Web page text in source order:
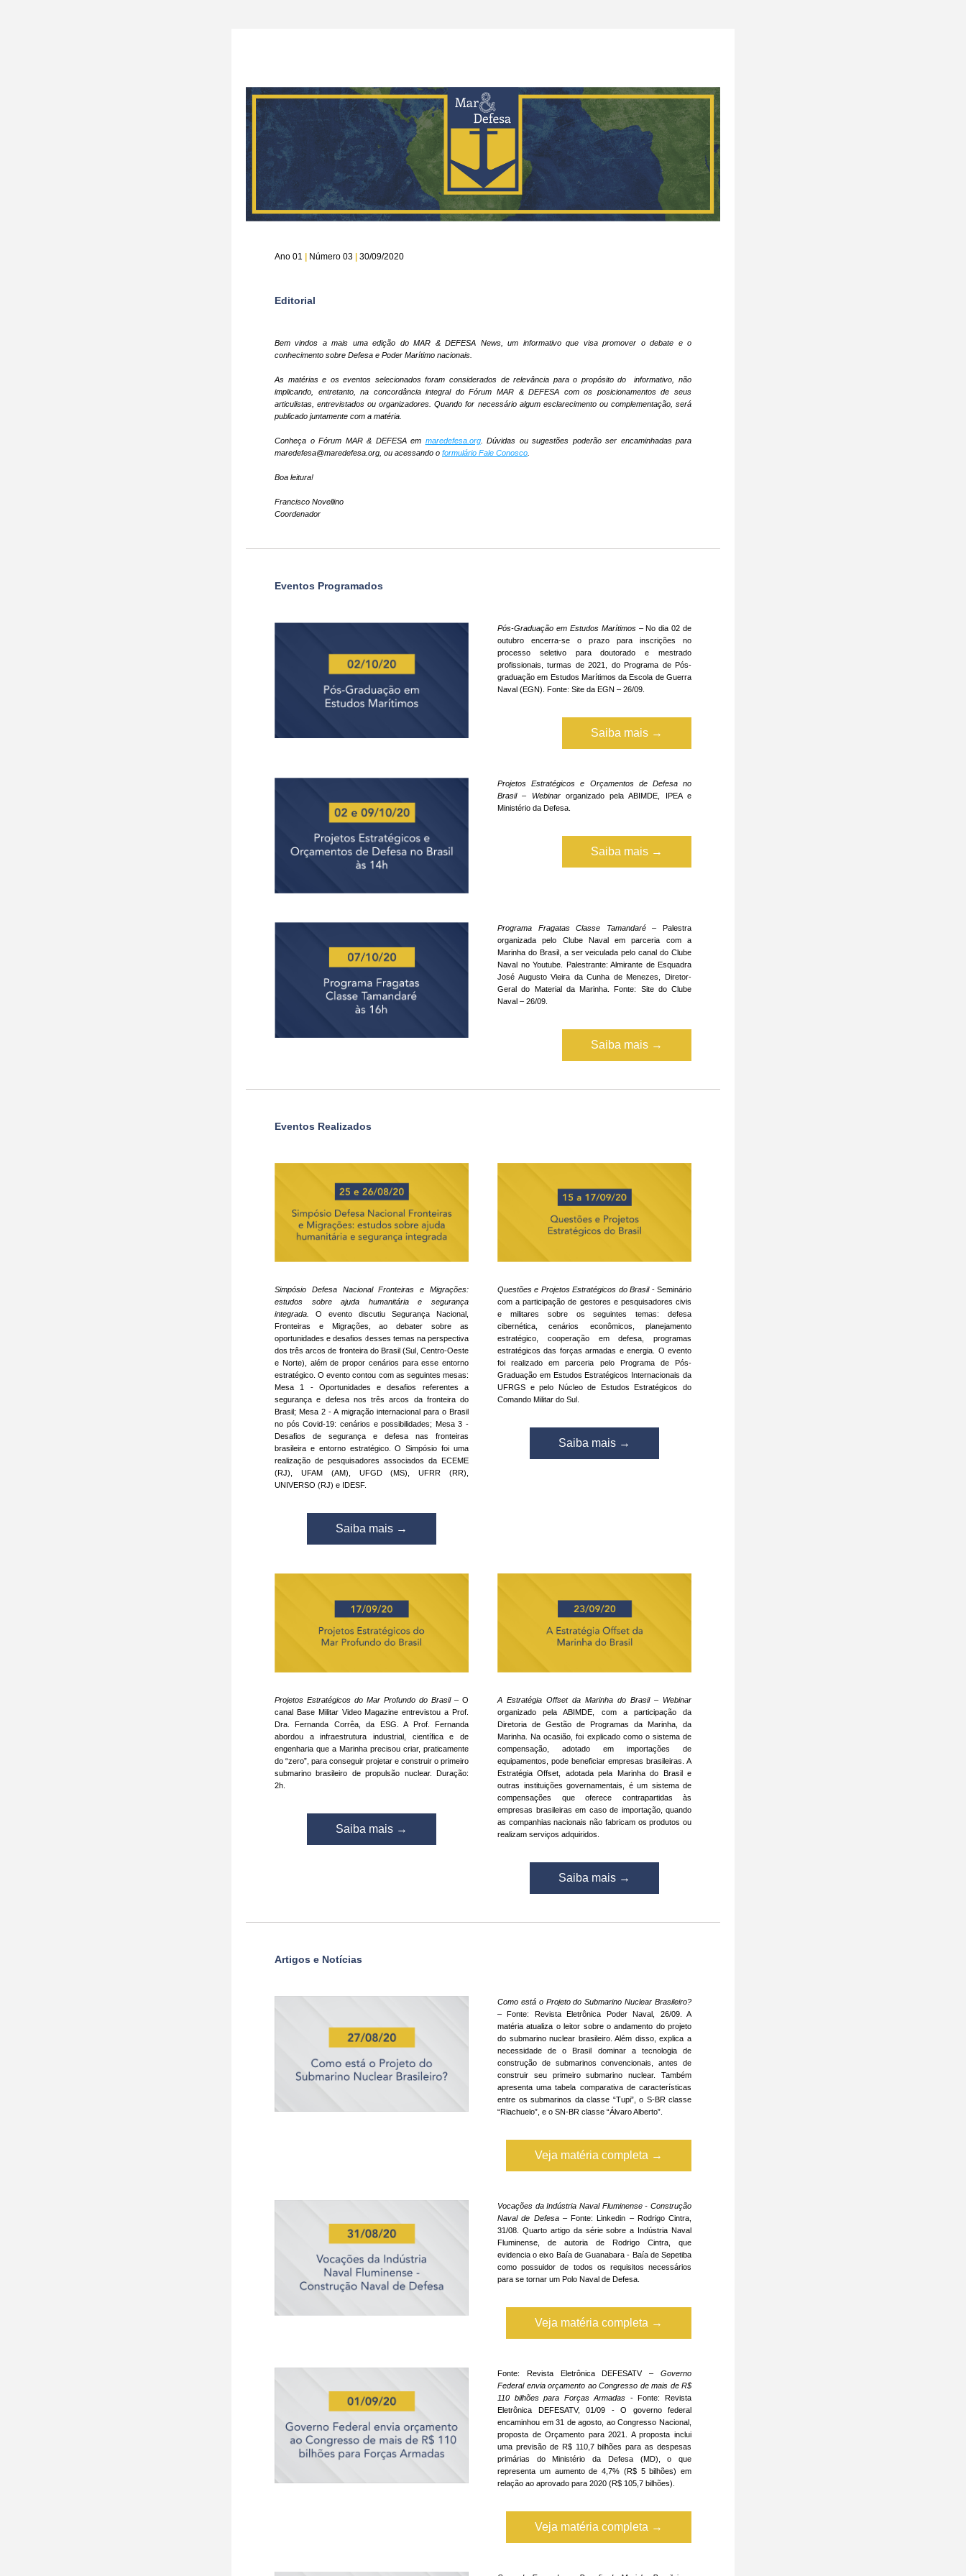
Ano 01 Número 03 30/09/2020
Editorial
Bem vindos a mais uma edição do MAR & DEFESA News, um informativo que visa promover o debate e o
conhecimento sobre Defesa e Poder Marítimo nacionais.
As matérias e os eventos selecionados foram considerados de relevância para o propósito do  informativo, não
implicando, entretanto, na concordância integral do Fórum MAR & DEFESA com os posicionamentos de seus
articulistas, entrevistados ou organizadores. Quando for necessário algum esclarecimento ou complementação, será
publicado juntamente com a matéria.
Conheça o Fórum MAR & DEFESA em maredefesa.org. Dúvidas ou sugestões poderão ser encaminhadas para
maredefesa@maredefesa.org, ou acessando o formulário Fale Conosco
Boa leitura!
Francisco Novellino
Coordenador
Eventos Programados
Pós-Graduação em Estudos Marítimos – No dia 02 de
outubro encerra-se o prazo para inscrições no
processo seletivo para doutorado e mestrado
profissionais, turmas de 2021, do Programa de Pós-
graduação em Estudos Marítimos da Escola de Guerra
Naval (EGN). Fonte: Site da EGN – 26/09.
Saiba mais →
Projetos Estratégicos e Orçamentos de Defesa no
Brasil – Webinar organizado pela ABIMDE, IPEA e
Ministério da Defesa.
Saiba mais →
Programa Fragatas Classe Tamandaré – Palestra
organizada pelo Clube Naval em parceria com a
Marinha do Brasil, a ser veiculada pelo canal do Clube
Naval no Youtube. Palestrante: Almirante de Esquadra
José Augusto Vieira da Cunha de Menezes, Diretor-
Geral do Material da Marinha. Fonte: Site do Clube
Naval – 26/09.
Saiba mais →
Eventos Realizados
Simpósio Defesa Nacional Fronteiras e Migrações:
estudos sobre ajuda humanitária e segurança
integrada.
O evento discutiu Segurança Nacional,
Fronteiras e Migrações, ao debater sobre as
oportunidades e desafios desses temas na perspectiva
dos três arcos de fronteira do Brasil (Sul, Centro-Oeste
e Norte), além de propor cenários para esse entorno
estratégico. O evento contou com as seguintes mesas:
Mesa 1 - Oportunidades e desafios referentes a
segurança e defesa nos três arcos da fronteira do
Brasil; Mesa 2 - A migração internacional para o Brasil
no pós Covid-19: cenários e possibilidades; Mesa 3 -
Desafios de segurança e defesa nas fronteiras
brasileira e entorno estratégico. O Simpósio foi uma
realização de pesquisadores associados da ECEME
(RJ), UFAM (AM), UFGD (MS), UFRR (RR),
UNIVERSO (RJ) e IDESF.
Saiba mais →
Questões e Projetos Estratégicos do Brasil - Seminário
com a participação de gestores e pesquisadores civis
e militares sobre os seguintes temas: defesa
cibernética, cenários econômicos, planejamento
estratégico, cooperação em defesa, programas
estratégicos das forças armadas e energia. O evento
foi realizado em parceria pelo Programa de Pós-
Graduação em Estudos Estratégicos Internacionais da
UFRGS e pelo Núcleo de Estudos Estratégicos do
Comando Militar do Sul.
Saiba mais →
Projetos Estratégicos do Mar Profundo do Brasil – O
canal Base Militar Video Magazine entrevistou a Prof.
Dra. Fernanda Corrêa, da ESG. A Prof. Fernanda
abordou a infraestrutura industrial, científica e de
engenharia que a Marinha precisou criar, praticamente
do “zero”, para conseguir projetar e construir o primeiro
submarino brasileiro de propulsão nuclear. Duração:
2h.
Saiba mais →
A Estratégia Offset da Marinha do Brasil – Webinar
organizado pela ABIMDE, com a participação da
Diretoria de Gestão de Programas da Marinha, da
Marinha. Na ocasião, foi explicado como o sistema de
compensação, adotado em importações de
equipamentos, pode beneficiar empresas brasileiras. A
Estratégia Offset, adotada pela Marinha do Brasil e
outras instituições governamentais, é um sistema de
compensações que oferece contrapartidas às
empresas brasileiras em caso de importação, quando
as companhias nacionais não fabricam os produtos ou
realizam serviços adquiridos.
Saiba mais →
Artigos e Notícias
Como está o Projeto do Submarino Nuclear Brasileiro?
– Fonte: Revista Eletrônica Poder Naval, 26/09. A
matéria atualiza o leitor sobre o andamento do projeto
do submarino nuclear brasileiro. Além disso, explica a
necessidade de o Brasil dominar a tecnologia de
construção de submarinos convencionais, antes de
construir seu primeiro submarino nuclear. Também
apresenta uma tabela comparativa de características
entre os submarinos da classe “Tupi”, o S-BR classe
“Riachuelo”, e o SN-BR classe “Álvaro Alberto”.
Veja matéria completa →
Vocações da Indústria Naval Fluminense - Construção
Naval de Defesa – Fonte: Linkedin – Rodrigo Cintra,
31/08. Quarto artigo da série sobre a Indústria Naval
Fluminense, de autoria de Rodrigo Cintra, que
evidencia o eixo Baía de Guanabara - Baía de Sepetiba
como possuidor de todos os requisitos necessários
para se tornar um Polo Naval de Defesa.
Veja matéria completa →
Fonte: Revista Eletrônica DEFESATV – Governo
Federal envia orçamento ao Congresso de mais de R$
110 bilhões para Forças Armadas - Fonte: Revista
Eletrônica DEFESATV, 01/09 - O governo federal
encaminhou em 31 de agosto, ao Congresso Nacional,
proposta de Orçamento para 2021. A proposta inclui
uma previsão de R$ 110,7 bilhões para as despesas
primárias do Ministério da Defesa (MD), o que
representa um aumento de 4,7% (R$ 5 bilhões) em
relação ao aprovado para 2020 (R$ 105,7 bilhões).
Veja matéria completa →